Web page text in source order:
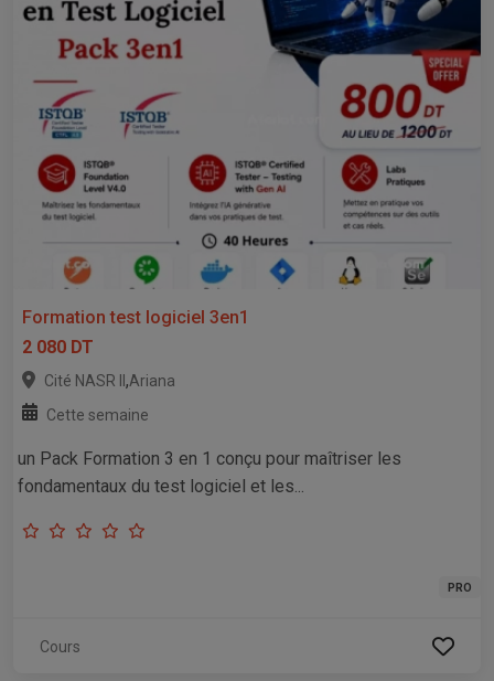
Formation test logiciel 3en1
2 080 DT
Cité NASR II ,Ariana
Cette semaine
un Pack Formation 3 en 1 conçu pour maîtriser les
fondamentaux du test logiciel et les...
PRO
Cours